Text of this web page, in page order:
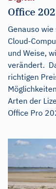
Office
Genauso
Cloud-
und Weise,
verändert.
richtigen
Arten der
Office Pro